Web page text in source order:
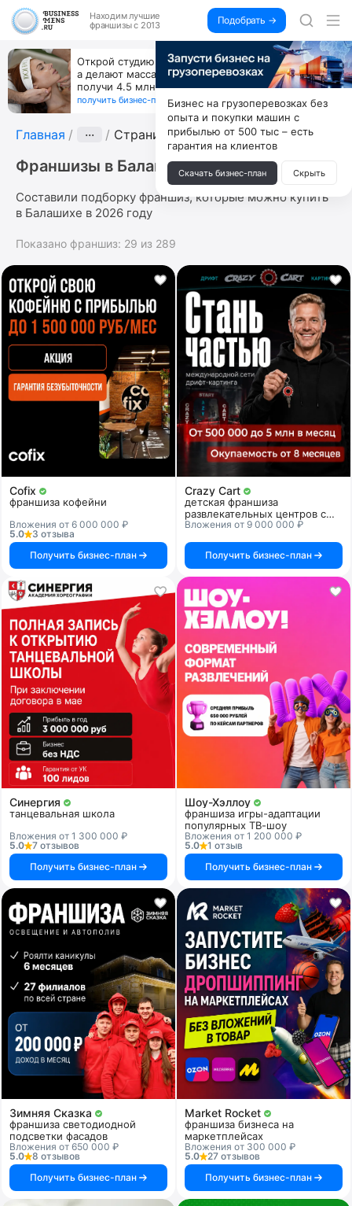
Находим лучшие
франшизы с 2013
Подобрать →
Открой студию, где не колют и не режут,
а делают массаж лица руками и в первый же год
получи 4.5 млн
получить бизнес-план ↓
Главная ··· Страница 4
Франшизы в Балашихе
Составили подборку франшиз, которые можно купить
в Балашихе в 2026 году
Показано франшиз: 29 из 289
Cofix
франшиза кофейни
Вложения от 6 000 000 ₽
5.0
3 отзыва
Получить бизнес-план
Crazy Cart
детская франшиза
развлекательных центров с
дрифт-картингом
Вложения от 9 000 000 ₽
Получить бизнес-план
Синергия
танцевальная школа
Вложения от 1 300 000 ₽
5.0
7 отзывов
Получить бизнес-план
Шоу-Хэллоу
франшиза игры-адаптации
популярных ТВ-шоу
Вложения от 1 200 000 ₽
5.0
1 отзыв
Получить бизнес-план
Зимняя Сказка
франшиза светодиодной
подсветки фасадов
Вложения от 650 000 ₽
5.0
8 отзывов
Получить бизнес-план
Market Rocket
франшиза бизнеса на
маркетплейсах
Вложения от 300 000 ₽
5.0
27 отзывов
Получить бизнес-план
Бизнес на грузоперевозках без
опыта и покупки машин с
прибылью от 500 тыс – есть
гарантия на клиентов
Скачать бизнес-план Скрыть